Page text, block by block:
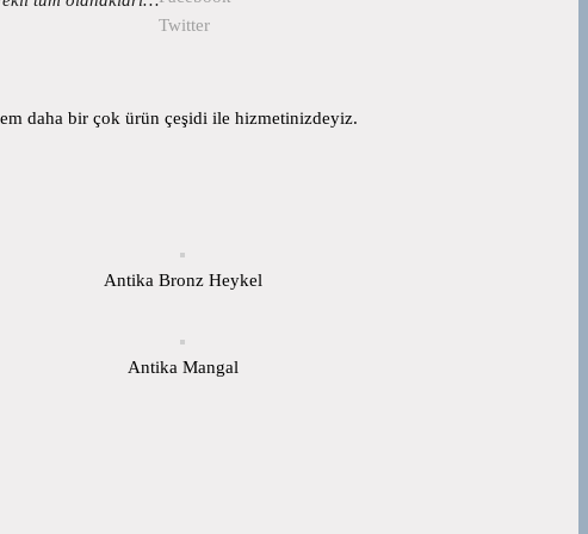
Twitter
daha bir çok ürün çeşidi ile hizmetinizdeyiz.
Antika Bronz Heykel
Antika Mangal